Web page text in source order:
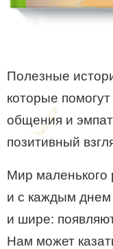
Полезные
которые
общения и
позитивный
Мир
и с каждым днем
и шире:
Нам может